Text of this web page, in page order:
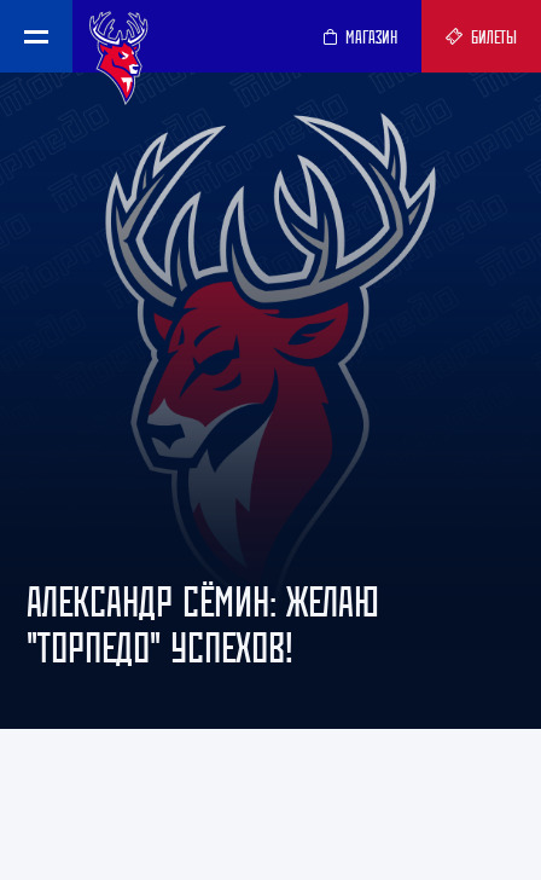
МАГАЗИН БИЛЕТЫ
АЛЕКСАНДР СЁМИН: ЖЕЛАЮ
"ТОРПЕДО" УСПЕХОВ!